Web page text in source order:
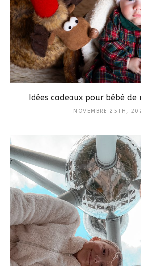
Idées cadeaux pour bébé de
NOVEMBRE 25TH,